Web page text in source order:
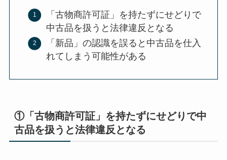
「古物商許可証」を持たずにせどりで
中古品を扱うと法律違反となる
「新品」の認識を誤ると中古品を仕入
れてしまう可能性がある
①「古物商許可証」を持たずにせどりで中
古品を扱うと法律違反となる